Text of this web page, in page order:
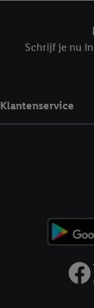
Schrijf je nu
Klantenservice